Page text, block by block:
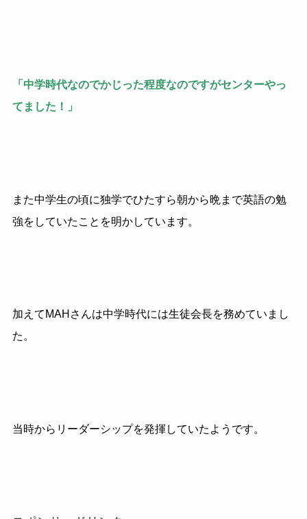
「中学時代なのでかじった程度なのですがセンターやっ
てました！」
また中学生の頃に独学でひたすら朝から晩まで英語の勉
強をしていたことを明かしています。
加えてMAHさんは中学時代には生徒会長を務めていまし
た。
当時からリーダーシップを発揮していたようです。